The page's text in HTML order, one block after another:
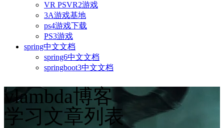
VR PSVR2游戏
3A游戏基地
ps4游戏下载
PS3游戏
spring中文文档
spring6中文文档
springboot3中文文档
vlambda博客
学习文章列表